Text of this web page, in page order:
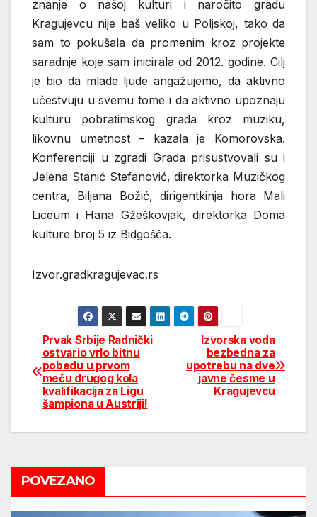
znanje o našoj kulturi i naročito gradu
Kragujevcu nije baš veliko u Poljskoj, tako da
sam to pokušala da promenim kroz projekte
saradnje koje sam inicirala od 2012. godine. Cilj
je bio da mlade ljude angažujemo, da aktivno
učestvuju u svemu tome i da aktivno upoznaju
kulturu pobratimskog grada kroz muziku,
likovnu umetnost – kazala je Komorovska.
Konferenciji u zgradi Grada prisustvovali su i
Jelena Stanić Stefanović, direktorka Muzičkog
centra, Biljana Božić, dirigentkinja hora Mali
Liceum i Hana Gžeškovjak, direktorka Doma
kulture broj 5 iz Bidgošča.
Izvor.gradkragujevac.rs
Post
navigation
Izvorska voda
bezbedna za
upotrebu na dve
javne česme u
Kragujevcu
Prvak Srbije Radnički
ostvario vrlo bitnu
pobedu u prvom
meču drugog kola
kvalifikacija za Ligu
šampiona u Austriji!
POVEZANO